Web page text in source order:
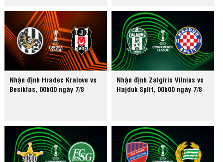
Nhận định Hradec Kralove vs
Besiktas, 00h00 ngày 7/8
Nhận định Zalgiris Vilnius vs
Hajduk Split, 00h00 ngày 7/8